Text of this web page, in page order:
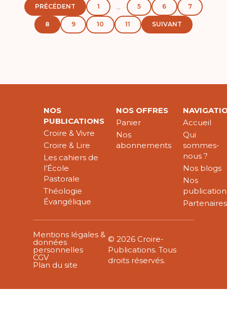
PRÉCÉDENT 1 5 6 7
8 9 10 11 SUIVANT
NOS
PUBLICATIONS
Croire & Vivre
Croire & Lire
Les cahiers de
l’École
Pastorale
Théologie
Évangélique
NOS OFFRES
Panier
Nos
abonnements
Accueil
Qui
sommes-
nous ?
Nos blogs
Nos
Partenaires
Mentions légales &
données
personnelles
CGV
Plan du site
© 2026 Croire-
Publications. Tous
droits réservés.